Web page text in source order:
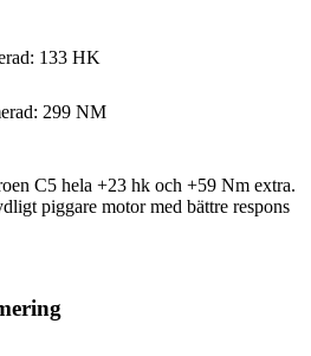
: 133 HK
: 299 NM
C5 hela +23 hk och +59 Nm extra.
piggare motor med bättre respons